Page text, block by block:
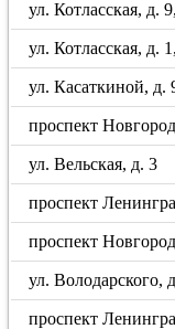
ул. Котласская, д.
ул. Котласская, д.
ул. Касаткиной, д.
проспект
ул. Вельская, д. 3
проспект
проспект
ул. Володарского,
проспект